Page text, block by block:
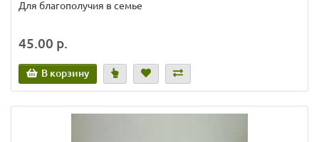
Для благополучия в семье
45.00 р.
В корзину